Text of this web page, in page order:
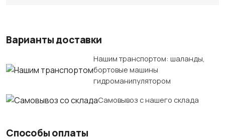
Варианты доставки
Нашим транспортом: шаланды,
бортовые машины
гидроманипулятором
Самовывоз с нашего склада
Способы оплаты